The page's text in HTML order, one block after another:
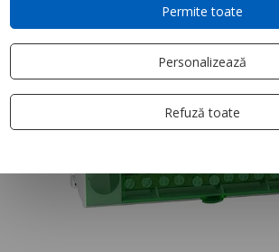
Permite toate
Personalizează
Refuză toate